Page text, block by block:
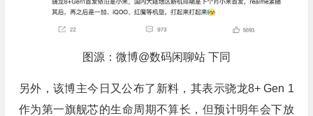
图源：微博@数码闲聊站 下同
另外，该博主今日又公布了新料，其表示骁龙8+ Gen 1
作为第一旗舰芯的生命周期不算长，但预计明年会下放